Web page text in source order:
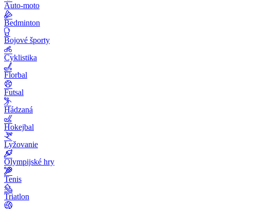
Auto-moto
Bedminton
Bojové športy
Cyklistika
Florbal
Futsal
Hádzaná
Hokejbal
Lyžovanie
Olympijské hry
Tenis
Triatlon